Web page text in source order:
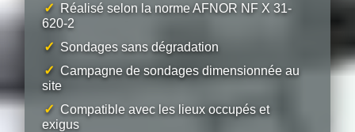
✓
Réalisé selon la norme AFNOR NF X 31-
620-2
✓ Sondages sans dégradation
✓ Campagne de sondages dimensionnée au
site
✓ Compatible avec les lieux occupés et
exigus